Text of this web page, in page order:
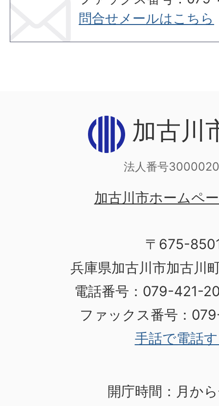
問合せメールはこちら
加古川
法人番号
加古川市ホームペ
〒675-
兵庫県加古川市加古川
電話番号：079-421-
ファックス番号：
手話で電話
開庁時間：月か